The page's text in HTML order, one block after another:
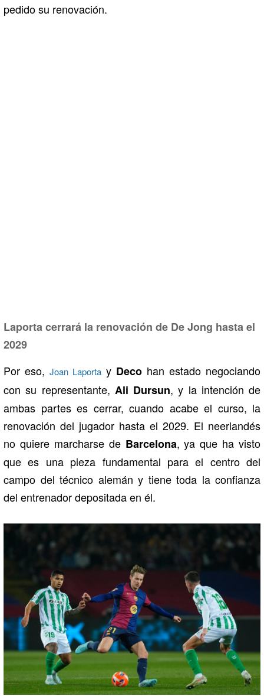
pedido su renovación.
Laporta cerrará la renovación de De Jong hasta el
2029
Por eso, Joan Laporta y Deco han estado negociando
con su representante, Ali Dursun, y la intención de
ambas partes es cerrar, cuando acabe el curso, la
renovación del jugador hasta el 2029. El neerlandés
no quiere marcharse de Barcelona, ya que ha visto
que es una pieza fundamental para el centro del
campo del técnico alemán y tiene toda la confianza
del entrenador depositada en él.